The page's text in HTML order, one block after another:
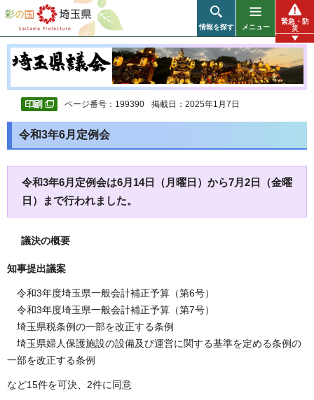
彩の国 埼玉県
情報を探す メニュー
緊急・防
災
ページ番号：199390 掲載日：2025年1月7日
令和3年6月定例会
令和3年6月定例会は6月14日（月曜日）から7月2日（金曜
日）まで行われました。
議決の概要
知事提出議案
令和3年度埼玉県一般会計補正予算（第6号）
令和3年度埼玉県一般会計補正予算（第7号）
埼玉県税条例の一部を改正する条例
埼玉県婦人保護施設の設備及び運営に関する基準を定める条例の
一部を改正する条例
など15件を可決、2件に同意